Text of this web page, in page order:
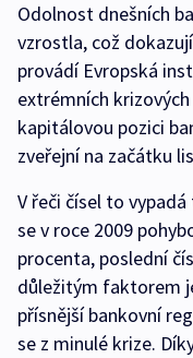
Odolnost dnešních
vzrostla, což
provádí Evropská
extrémních
kapitálovou pozici
zveřejní na začátku
V řeči čísel to
se v roce 2009
procenta, poslední
důležitým faktorem
přísnější bankovní
se z minulé krize.